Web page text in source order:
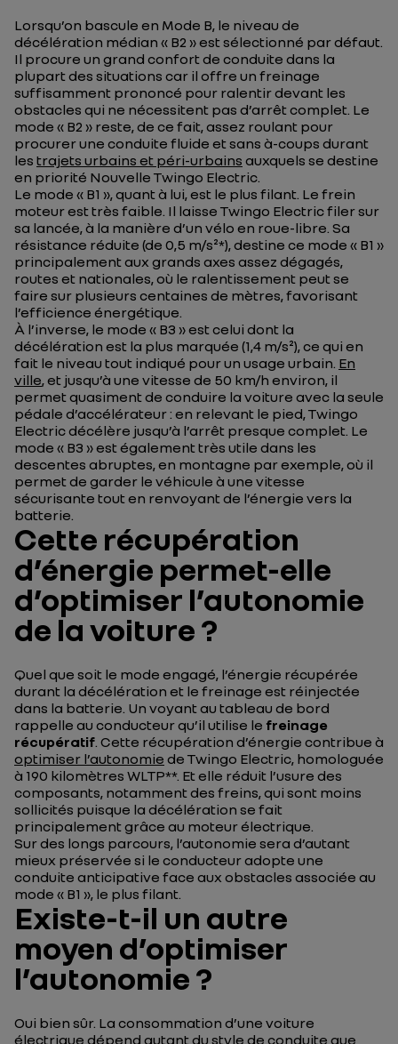
Lorsqu’on bascule en Mode B, le niveau de
décélération médian « B2 » est sélectionné par défaut.
Il procure un grand confort de conduite dans la
plupart des situations car il offre un freinage
suffisamment prononcé pour ralentir devant les
obstacles qui ne nécessitent pas d’arrêt complet. Le
mode « B2 » reste, de ce fait, assez roulant pour
procurer une conduite fluide et sans à-coups durant
les trajets urbains et péri-urbains auxquels se destine
en priorité Nouvelle Twingo Electric.
Le mode « B1 », quant à lui, est le plus filant. Le frein
moteur est très faible. Il laisse Twingo Electric filer sur
sa lancée, à la manière d’un vélo en roue-libre. Sa
résistance réduite (de 0,5 m/s²*), destine ce mode « B1 »
principalement aux grands axes assez dégagés,
routes et nationales, où le ralentissement peut se
faire sur plusieurs centaines de mètres, favorisant
l’efficience énergétique.
À l’inverse, le mode « B3 » est celui dont la
décélération est la plus marquée (1,4 m/s²), ce qui en
fait le niveau tout indiqué pour un usage urbain. En
ville, et jusqu’à une vitesse de 50 km/h environ, il
permet quasiment de conduire la voiture avec la seule
pédale d’accélérateur : en relevant le pied, Twingo
Electric décélère jusqu’à l’arrêt presque complet. Le
mode « B3 » est également très utile dans les
descentes abruptes, en montagne par exemple, où il
permet de garder le véhicule à une vitesse
sécurisante tout en renvoyant de l’énergie vers la
batterie.
Cette récupération
d’énergie permet-elle
d’optimiser l’autonomie
de la voiture ?
Quel que soit le mode engagé, l’énergie récupérée
durant la décélération et le freinage est réinjectée
dans la batterie. Un voyant au tableau de bord
rappelle au conducteur qu’il utilise le freinage
récupératif. Cette récupération d’énergie contribue à
optimiser l’autonomie de Twingo Electric, homologuée
à 190 kilomètres WLTP**. Et elle réduit l’usure des
composants, notamment des freins, qui sont moins
sollicités puisque la décélération se fait
principalement grâce au moteur électrique.
Sur des longs parcours, l’autonomie sera d’autant
mieux préservée si le conducteur adopte une
conduite anticipative face aux obstacles associée au
mode « B1 », le plus filant.
Existe-t-il un autre
moyen d’optimiser
l’autonomie ?
Oui bien sûr. La consommation d’une voiture
électrique dépend autant du style de conduite que